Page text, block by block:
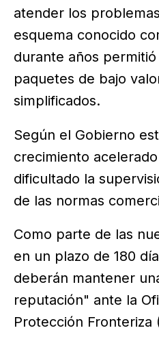
atender los
esquema conocido
durante años
paquetes de bajo
simplificados.
Según el Gobierno
crecimiento
dificultado la
de las normas
Como parte de las
en un plazo de 180
deberán mantener
reputación" ante la
Protección Fronteriza